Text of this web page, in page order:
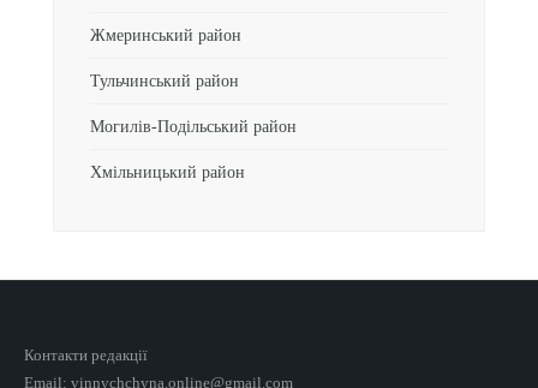
Жмеринський район
Тульчинський район
Могилів-Подільський район
Хмільницький район
Контакти редакції
Email: vinnychchyna.online@gmail.com